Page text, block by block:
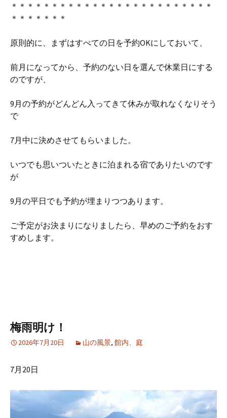
＊＊＊＊＊＊＊＊＊＊＊＊＊＊＊＊＊＊＊＊＊＊＊＊＊
＊＊＊＊＊＊＊
原則的に、まずはすべての日を予約OKにしておいて、
前月になってから、予約のない日を選んで休業日にする
のですが、
9月の予約がどんどん入ってきて休みが取れなくなりそう
で
7月中に決めさせてもらいました。
いつでも思いついたときに泊まれる宿でありたいのです
が
9月の平日でも予約が埋まりつつあります。
ご予定がお決まりになりましたら、早めのご予約をおす
すめします。
梅雨明け！
2026年7月20日 山の風景, 館内、庭
7月20日